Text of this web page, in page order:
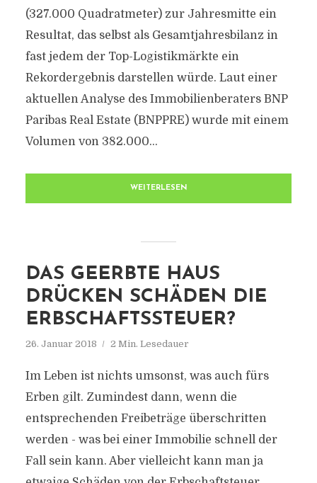
(327.000 Quadratmeter) zur Jahresmitte ein
Resultat, das selbst als Gesamtjahresbilanz in
fast jedem der Top-Logistikmärkte ein
Rekordergebnis darstellen würde. Laut einer
aktuellen Analyse des Immobilienberaters BNP
Paribas Real Estate (BNPPRE) wurde mit einem
Volumen von 382.000...
WEITERLESEN
DAS GEERBTE HAUS
DRÜCKEN SCHÄDEN DIE
ERBSCHAFTSSTEUER?
26. Januar 2018 2 Min. Lesedauer
Im Leben ist nichts umsonst, was auch fürs
Erben gilt. Zumindest dann, wenn die
entsprechenden Freibeträge überschritten
werden - was bei einer Immobilie schnell der
Fall sein kann. Aber vielleicht kann man ja